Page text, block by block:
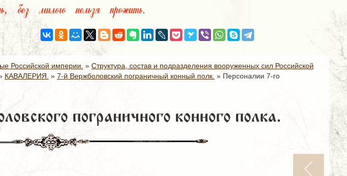
без милого нельзя прожить.
Российской империи. » Структура, состав и подразделения вооруженных сил Российской
КАВАЛЕРИЯ. » 7-й Вержболовский пограничный конный полк. » Персоналии 7-го
пограничного конного полка.